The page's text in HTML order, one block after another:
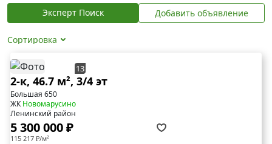
Эксперт Поиск Добавить объявление
Сортировка
13
2-к, 46.7 м², 3/4 эт
Большая 650
ЖКНовомарусино
Ленинский район
5 300 000 ₽
115 217 ₽/м²